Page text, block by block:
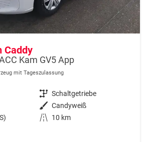
Caddy
Kam GV5 App
mit Tageszulassung
Getriebe Schaltgetriebe
Außenfarbe Candyweiß
Kilometerstand
10 km